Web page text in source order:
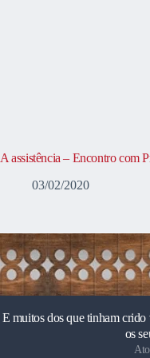
A assistência – Encontro com
03/02/2020
E muitos dos que tinham
os